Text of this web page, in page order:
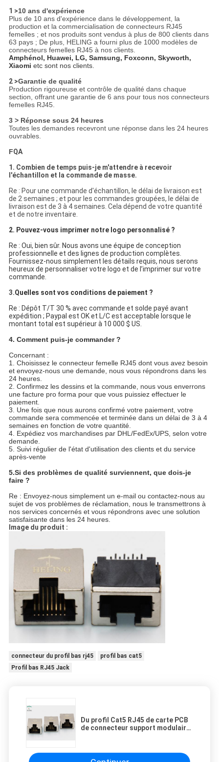
1 >10 ans d'expérience
Plus de 10 ans d'expérience dans le développement, la
production et la commercialisation de connecteurs RJ45
femelles ; et nos produits sont vendus à plus de 800 clients dans
63 pays ; De plus, HELING a fourni plus de 1000 modèles de
connecteurs femelles RJ45 à nos clients.
Amphénol, Huawei, LG, Samsung, Foxconn, Skyworth,
Xiaomi etc sont nos clients.
2 >Garantie de qualité
Production rigoureuse et contrôle de qualité dans chaque
section, offrant une garantie de 6 ans pour tous nos connecteurs
femelles RJ45.
3 > Réponse sous 24 heures
Toutes les demandes recevront une réponse dans les 24 heures
ouvrables.
FQA
1. Combien de temps puis-je m'attendre à recevoir
l'échantillon et la commande de masse.
Re : Pour une commande d'échantillon, le délai de livraison est
de 2 semaines ; et pour les commandes groupées, le délai de
livraison est de 3 à 4 semaines. Cela dépend de votre quantité
et de notre inventaire.
2. Pouvez-vous imprimer notre logo personnalisé ?
Re : Oui, bien sûr. Nous avons une équipe de conception
professionnelle et des lignes de production complètes.
Fournissez-nous simplement les détails requis, nous serons
heureux de personnaliser votre logo et de l’imprimer sur votre
commande.
3.Quelles sont vos conditions de paiement ?
Re : Dépôt T/T 30 % avec commande et solde payé avant
expédition ; Paypal est OK et L/C est acceptable lorsque le
montant total est supérieur à 10 000 $ US.
4. Comment puis-je commander ?
Concernant :
1. Choisissez le connecteur femelle RJ45 dont vous avez besoin
et envoyez-nous une demande, nous vous répondrons dans les
24 heures.
2. Confirmez les dessins et la commande, nous vous enverrons
une facture pro forma pour que vous puissiez effectuer le
paiement.
3. Une fois que nous aurons confirmé votre paiement, votre
commande sera commencée et terminée dans un délai de 3 à 4
semaines en fonction de votre quantité.
4. Expédiez vos marchandises par DHL/FedEx/UPS, selon votre
demande.
5. Suivi régulier de l'état d'utilisation des clients et du service
après-vente
5.Si des problèmes de qualité surviennent, que dois-je
faire ?
Re : Envoyez-nous simplement un e-mail ou contactez-nous au
sujet de vos problèmes de réclamation, nous le transmettrons à
nos services concernés et vous répondrons avec une solution
satisfaisante dans les 24 heures.
Image du produit :
connecteur du profil bas rj45
profil bas cat5
Profil bas RJ45 Jack
Du profil Cat5 RJ45 de carte PCB
de connecteur support modulaire